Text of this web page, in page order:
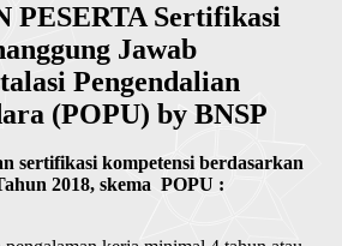
PESERTA Sertifikasi
Jawab
Pengendalian
(POPU) by BNSP
sertifikasi kompetensi berdasarkan
2018, skema POPU :